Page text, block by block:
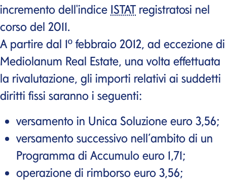
incremento dell'indice ISTATregistratosi nel
corso del 2011.
A partire dal 1º febbraio 2012, ad eccezione di
Mediolanum Real Estate, una volta effettuata
la rivalutazione, gli importi relativi ai suddetti
diritti fissi saranno i seguenti:
versamento in Unica Soluzione euro 3,56;
versamento successivo nell’ambito di un
Programma di Accumulo euro 1,71;
operazione di rimborso euro 3,56;